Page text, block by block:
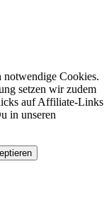
notwendige Cookies.
setzen wir zudem
auf Affiliate-Links
in unseren